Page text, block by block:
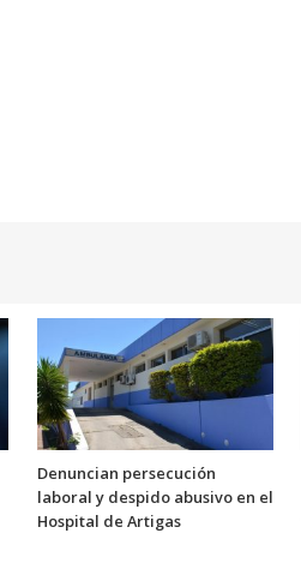
Denuncian persecución
laboral y despido abusivo en el
Hospital de Artigas